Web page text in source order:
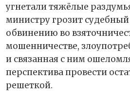
угнетали тяжёлые
министру грозит
обвинению во
мошенничестве,
и связанная с ним
перспектива провести
решеткой.